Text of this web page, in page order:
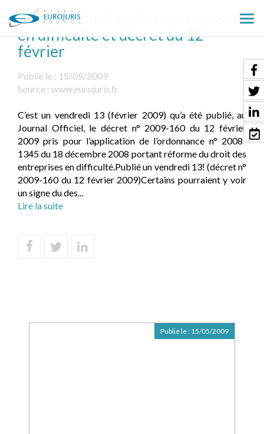
le
Réforme du droit des entreprises
en difficulté et décret du 12
février
Publié le : 15/05/2009
Source : www.eurojuris.fr
C’est un vendredi 13 (février 2009) qu’a été publié, au
Journal Officiel, le décret n° 2009-160 du 12 février
2009 pris pour l’application de l’ordonnance n° 2008-
1345 du 18 décembre 2008 portant réforme du droit des
entreprises en difficulté.Publié un vendredi 13! (décret n°
2009-160 du 12 février 2009)Certains pourraient y voir
un signe du des...
Lire la suite
Publié le : 15/05/2009